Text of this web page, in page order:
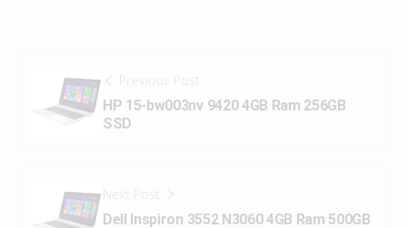
Previous Post
HP 15-bw003nv 9420 4GB Ram 256GB
SSD
Next Post
Dell Inspiron 3552 N3060 4GB Ram 500GB